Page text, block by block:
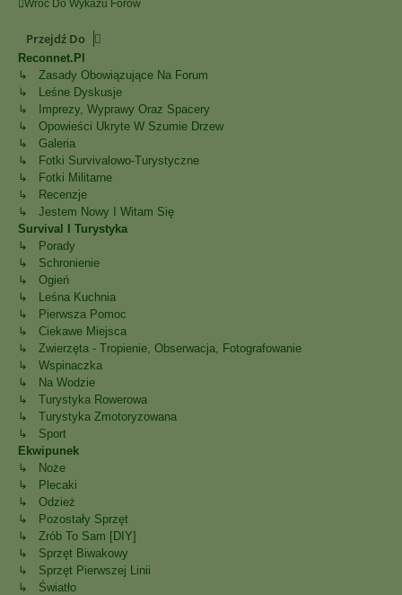
Wróć Do Wykazu Forów
Przejdź Do
Reconnet.pl
↳ Zasady Obowiązujące Na Forum
↳ Leśne Dyskusje
↳ Imprezy, Wyprawy Oraz Spacery
↳ Opowieści Ukryte W Szumie Drzew
↳ Galeria
↳ Fotki Survivalowo-Turystyczne
↳ Fotki Militarne
↳ Recenzje
↳ Jestem Nowy I Witam Się
Survival I Turystyka
↳ Porady
↳ Schronienie
↳ Ogień
↳ Leśna Kuchnia
↳ Pierwsza Pomoc
↳ Ciekawe Miejsca
↳ Zwierzęta - Tropienie, Obserwacja, Fotografowanie
↳ Wspinaczka
↳ Na Wodzie
↳ Turystyka Rowerowa
↳ Turystyka Zmotoryzowana
↳ Sport
Ekwipunek
↳ Noże
↳ Plecaki
↳ Odzież
↳ Pozostały Sprzęt
↳ Zrób To Sam [DIY]
↳ Sprzęt Biwakowy
↳ Sprzęt Pierwszej Linii
↳ Światło